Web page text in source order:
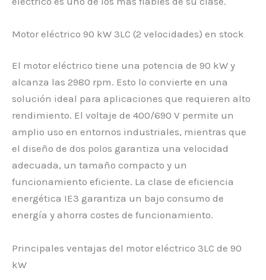
Motor eléctrico 90 kW 3LC (2 velocidades) en stock
El motor eléctrico tiene una potencia de 90 kW y
alcanza las 2980 rpm. Esto lo convierte en una
solución ideal para aplicaciones que requieren alto
rendimiento. El voltaje de 400/690 V permite un
amplio uso en entornos industriales, mientras que
el diseño de dos polos garantiza una velocidad
adecuada, un tamaño compacto y un
funcionamiento eficiente. La clase de eficiencia
energética IE3 garantiza un bajo consumo de
energía y ahorra costes de funcionamiento.
Principales ventajas del motor eléctrico 3LC de 90
kW